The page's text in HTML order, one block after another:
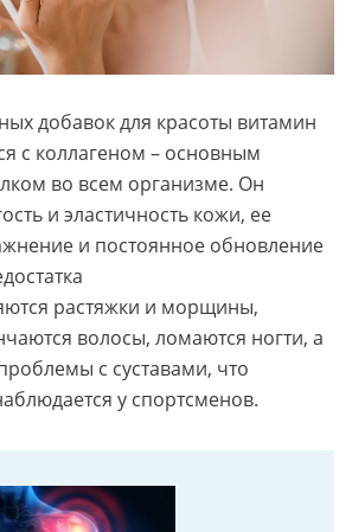
добавок для красоты витамин
с коллагеном – основным
во всем организме. Он
и эластичность кожи, ее
и постоянное обновление
растяжки и морщины,
волосы, ломаются ногти, а
с суставами, что
у спортсменов.